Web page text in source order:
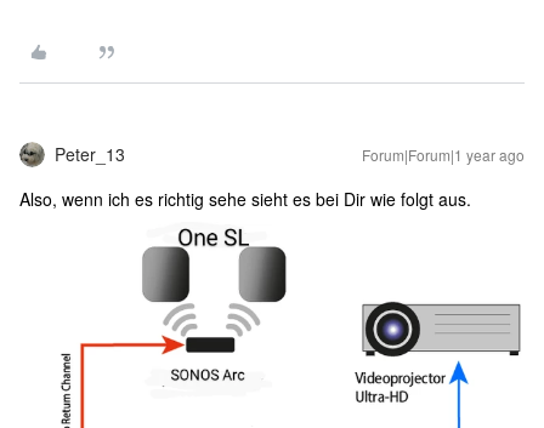
Peter_13 Forum|Forum|1 year ago
Also, wenn ich es richtig sehe sieht es bei Dir wie folgt aus.